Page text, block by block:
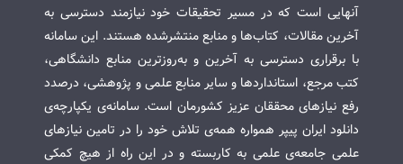
آنهایی است که در مسیر تحقیقات خود نیازمند دسترسی به
آخرین مقالات، کتاب‌ها و منابع منتشرشده هستند. این سامانه
با برقراری دسترسی به آخرین و به‌روزترین منابع دانشگاهی،
کتب مرجع، استانداردها و سایر منابع علمی و پژوهشی، درصدد
رفع نیازهای محققان عزیز کشورمان است. سامانه‌ی یکپارچه‌ی
دانلود ایران پیپر همواره همه‌ی تلاش خود را در تامین نیازهای
علمی جامعه‌ی علمی به کاربسته و در این راه از هیچ کمکی